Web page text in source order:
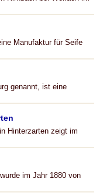
Manufaktur für Seife
genannt, ist eine
Hinterzarten zeigt im
im Jahr 1880 von